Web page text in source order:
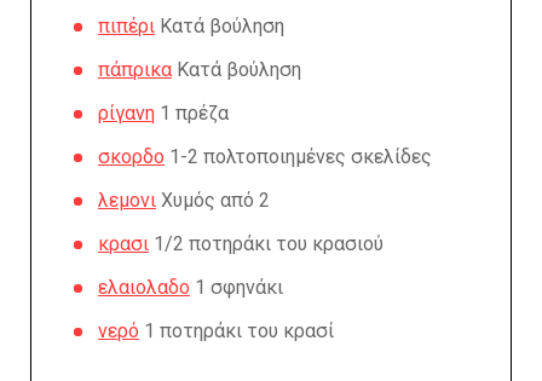
πιπέρι Κατά βούληση
πάπρικα Κατά βούληση
ρίγανη 1 πρέζα
σκορδο 1-2 πολτοποιημένες σκελίδες
λεμονι Χυμός από 2
κρασι 1/2 ποτηράκι του κρασιού
ελαιολαδο 1 σφηνάκι
νερό 1 ποτηράκι του κρασί